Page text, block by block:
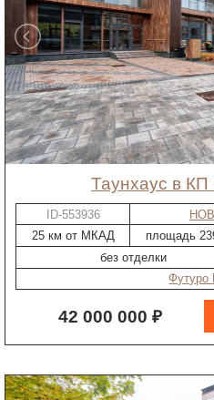
таунхаус в
ID-553936
25 км от МКАД
площадь
без отделки
Футуро
42 000 000 ₽